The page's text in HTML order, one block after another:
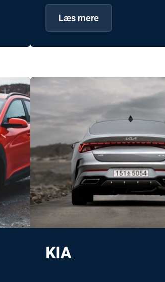
Læs mere
KIA